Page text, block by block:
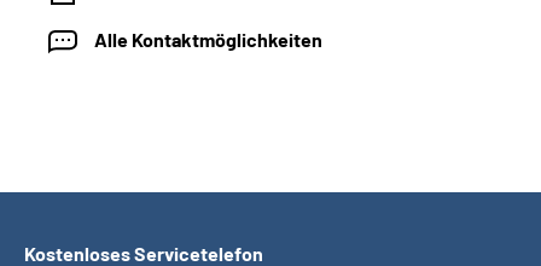
Alle Kontaktmöglichkeiten
Kostenloses Servicetelefon